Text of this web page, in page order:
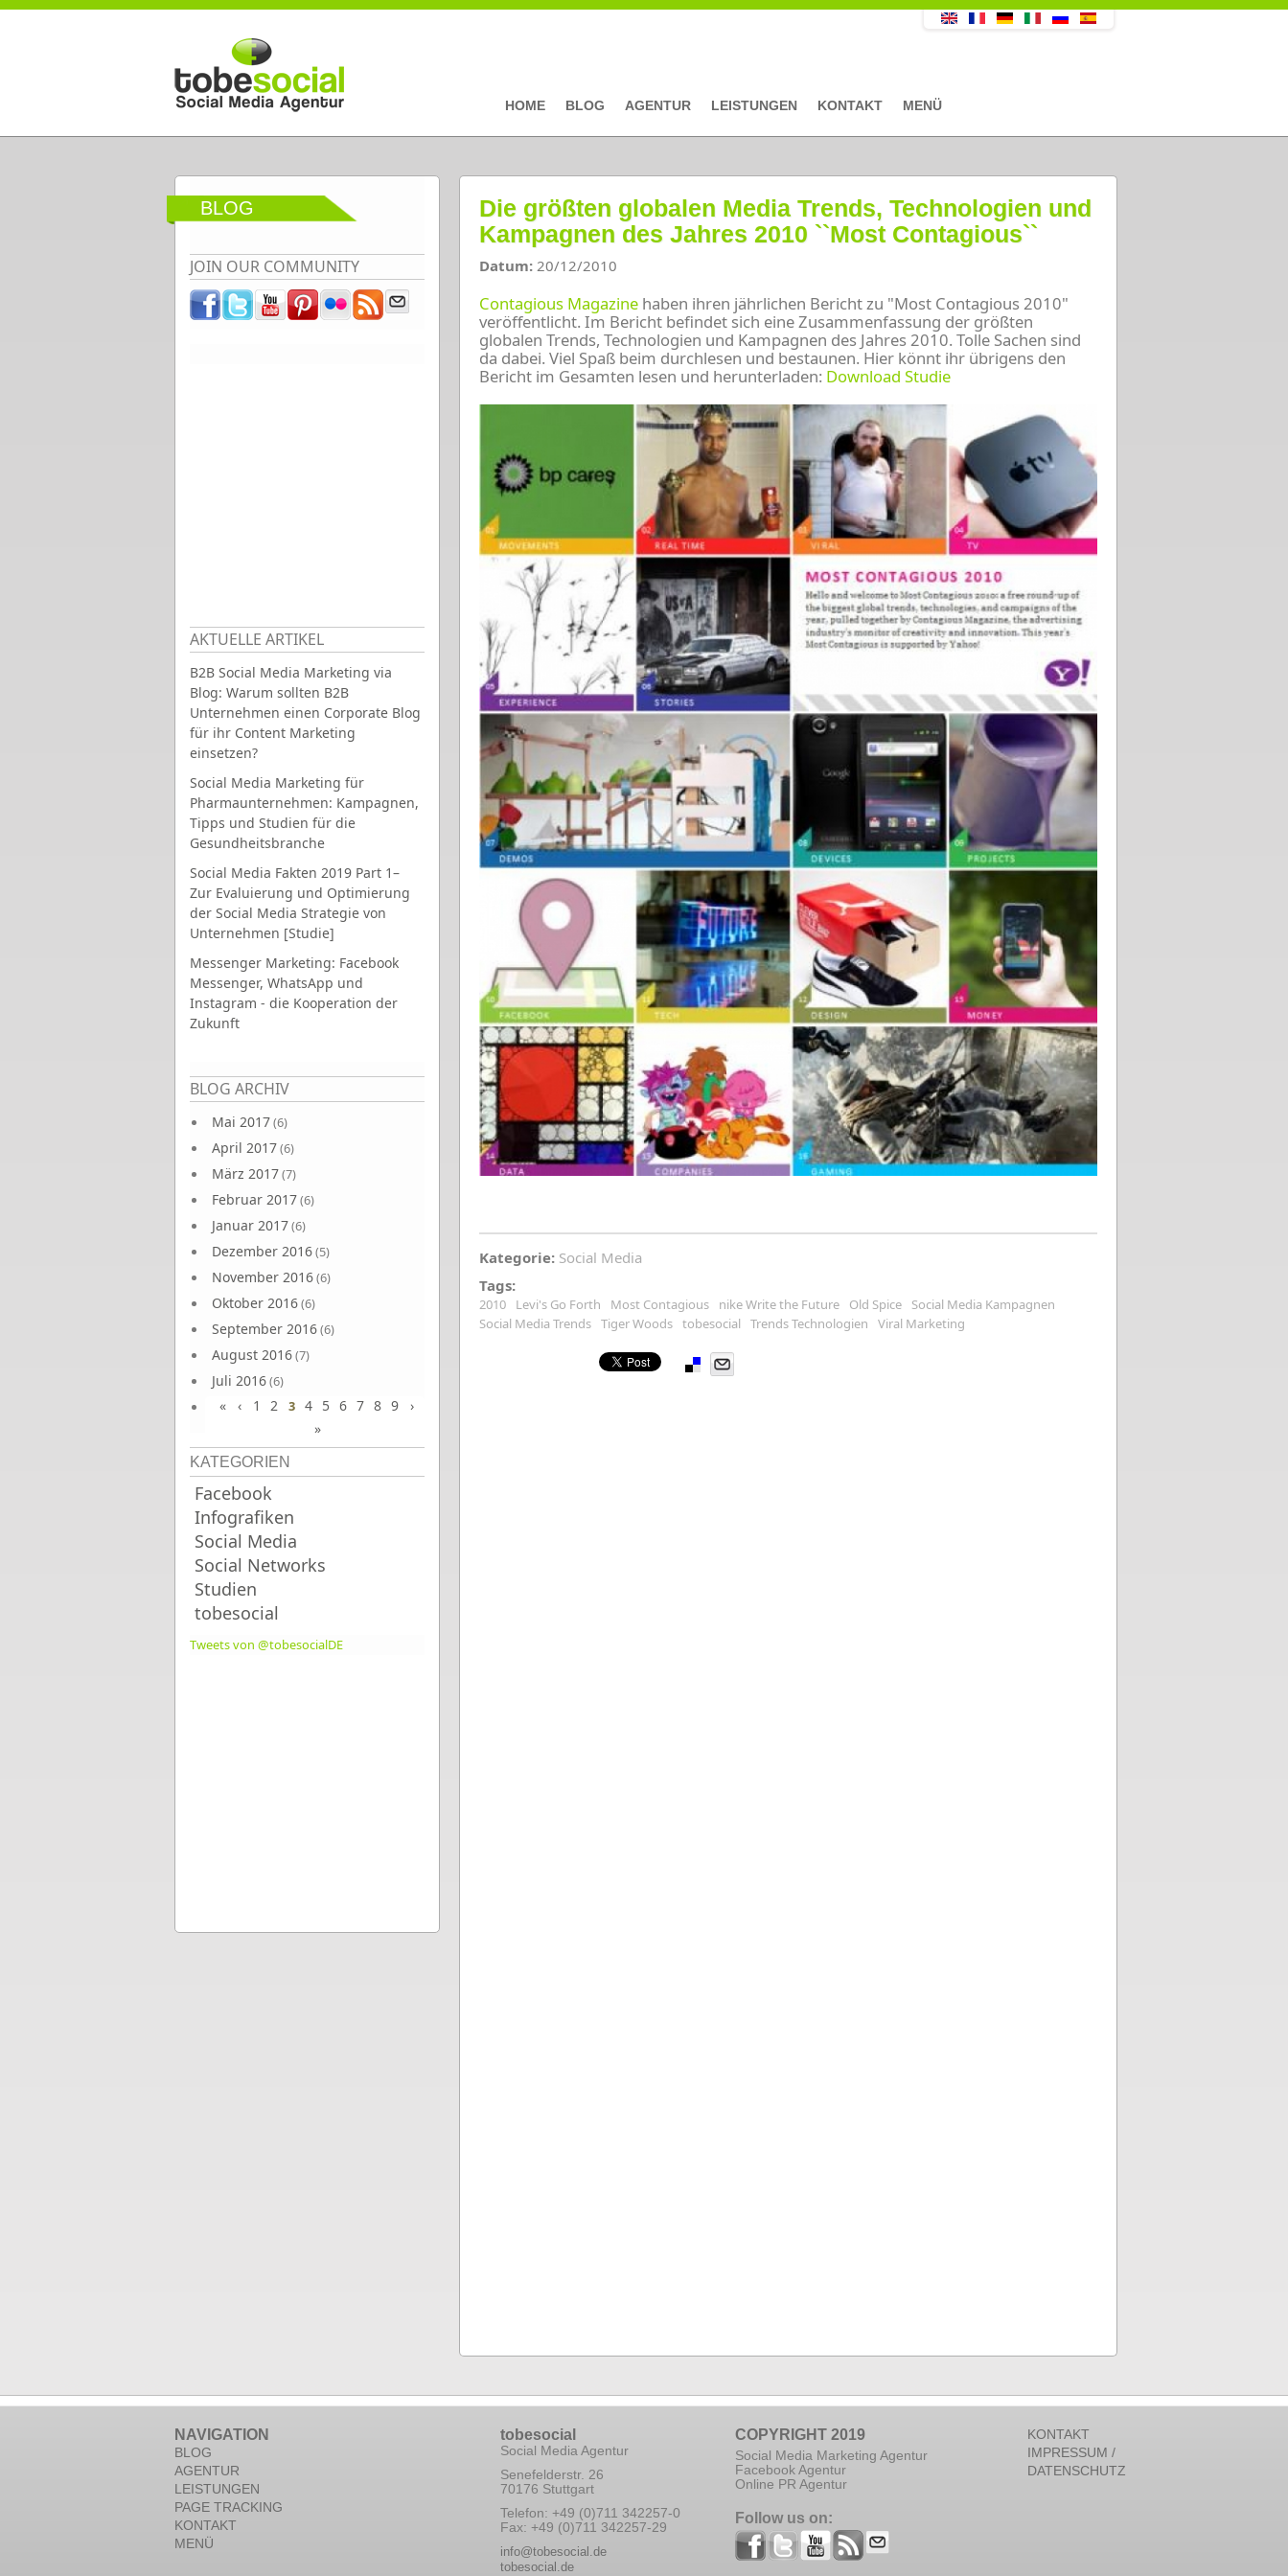
Direkt zum Inhalt
HOME BLOG AGENTUR LEISTUNGEN KONTAKT MENÜ
BLOG
JOIN OUR COMMUNITY
AKTUELLE ARTIKEL
B2B Social Media Marketing via
Blog: Warum sollten B2B
Unternehmen einen Corporate Blog
für ihr Content Marketing
einsetzen?
Social Media Marketing für
Pharmaunternehmen: Kampagnen,
Tipps und Studien für die
Gesundheitsbranche
Social Media Fakten 2019 Part 1–
Zur Evaluierung und Optimierung
der Social Media Strategie von
Unternehmen [Studie]
Messenger Marketing: Facebook
Messenger, WhatsApp und
Instagram - die Kooperation der
Zukunft
BLOG ARCHIV
Mai 2017(6)
April 2017(6)
März 2017(7)
Februar 2017(6)
Januar 2017(6)
Dezember 2016(5)
November 2016(6)
Oktober 2016(6)
September 2016(6)
August 2016(7)
Juli 2016(6)
Juni 2016(7)
Seiten
« ‹ 1 2 3 4 5 6 7 8 9
›
»
KATEGORIEN
Facebook
Infografiken
Social Media
Social Networks
Studien
tobesocial
Tweets von @tobesocialDE
Die größten globalen Media Trends, Technologien und
Kampagnen des Jahres 2010 ``Most Contagious``
Datum: 20/12/2010
Contagious Magazine haben ihren jährlichen Bericht zu "Most Contagious 2010"
veröffentlicht. Im Bericht befindet sich eineZusammenfassung der größten
globalen Trends, Technologien und Kampagnen des Jahres 2010. Tolle Sachen sind
da dabei. Viel Spaß beim durchlesen und bestaunen. Hier könnt ihr übrigens den
Bericht im Gesamten lesen und herunterladen: Download Studie
Kategorie: Social Media
Tags:
2010 Levi's Go Forth Most Contagious nike Write the Future Old Spice
Social Media Kampagnen
Social Media Trends Tiger Woods tobesocial Trends Technologien Viral Marketing
Pinterest
NAVIGATION
BLOG
AGENTUR
LEISTUNGEN
PAGE TRACKING
KONTAKT
MENÜ
tobesocial
Social Media Agentur
Senefelderstr. 26
70176 Stuttgart
Telefon: +49 (0)711 342257-0
Fax: +49 (0)711 342257-29
info@tobesocial.de
tobesocial.de
COPYRIGHT 2019
Social Media Marketing Agentur
Facebook Agentur
Online PR Agentur
Follow us on:
KONTAKT
IMPRESSUM /
DATENSCHUTZ